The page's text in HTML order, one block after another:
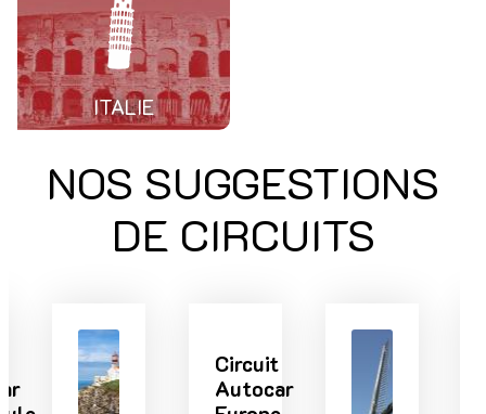
ITALIE
NOS SUGGESTIONS
DE CIRCUITS
Circuit
Autocar